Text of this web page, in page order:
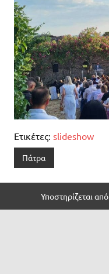
Ετικέτες: slideshow
Πάτρα
Υποστηρίζεται από